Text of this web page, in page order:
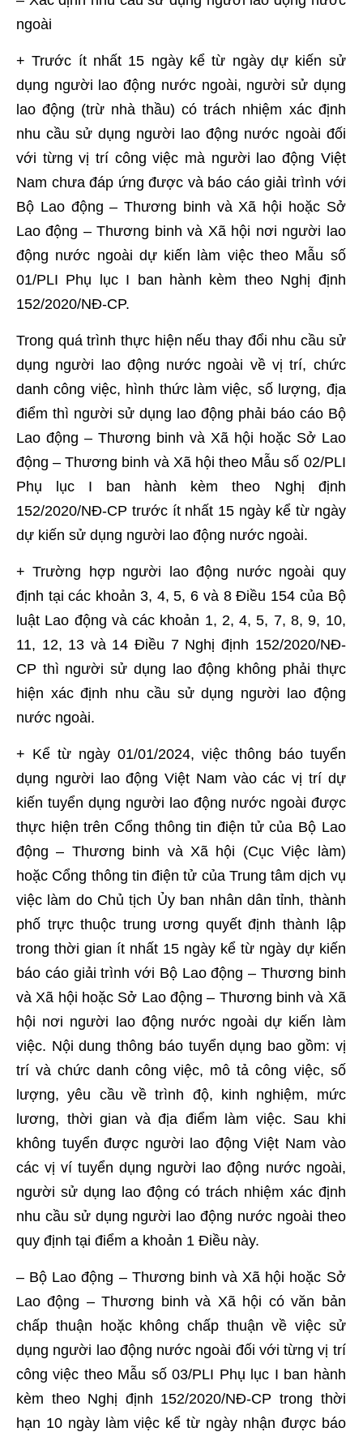
ngoài
+ Trước ít nhất 15 ngày kể từ ngày dự kiến sử
dụng người lao động nước ngoài, người sử dụng
lao động (trừ nhà thầu) có trách nhiệm xác định
nhu cầu sử dụng người lao động nước ngoài đối
với từng vị trí công việc mà người lao động Việt
Nam chưa đáp ứng được và báo cáo giải trình với
Bộ Lao động – Thương binh và Xã hội hoặc Sở
Lao động – Thương binh và Xã hội nơi người lao
động nước ngoài dự kiến làm việc theo Mẫu số
01/PLI Phụ lục I ban hành kèm theo Nghị định
152/2020/NĐ-CP.
Trong quá trình thực hiện nếu thay đổi nhu cầu sử
dụng người lao động nước ngoài về vị trí, chức
danh công việc, hình thức làm việc, số lượng, địa
điểm thì người sử dụng lao động phải báo cáo Bộ
Lao động – Thương binh và Xã hội hoặc Sở Lao
động – Thương binh và Xã hội theo Mẫu số 02/PLI
Phụ lục I ban hành kèm theo Nghị định
152/2020/NĐ-CP trước ít nhất 15 ngày kể từ ngày
dự kiến sử dụng người lao động nước ngoài.
+ Trường hợp người lao động nước ngoài quy
định tại các khoản 3, 4, 5, 6 và 8 Điều 154 của Bộ
luật Lao động và các khoản 1, 2, 4, 5, 7, 8, 9, 10,
11, 12, 13 và 14 Điều 7 Nghị định 152/2020/NĐ-
CP thì người sử dụng lao động không phải thực
hiện xác định nhu cầu sử dụng người lao động
nước ngoài.
+ Kể từ ngày 01/01/2024, việc thông báo tuyển
dụng người lao động Việt Nam vào các vị trí dự
kiến tuyển dụng người lao động nước ngoài được
thực hiện trên Cổng thông tin điện tử của Bộ Lao
động – Thương binh và Xã hội (Cục Việc làm)
hoặc Cổng thông tin điện tử của Trung tâm dịch vụ
việc làm do Chủ tịch Ủy ban nhân dân tỉnh, thành
phố trực thuộc trung ương quyết định thành lập
trong thời gian ít nhất 15 ngày kể từ ngày dự kiến
báo cáo giải trình với Bộ Lao động – Thương binh
và Xã hội hoặc Sở Lao động – Thương binh và Xã
hội nơi người lao động nước ngoài dự kiến làm
việc. Nội dung thông báo tuyển dụng bao gồm: vị
trí và chức danh công việc, mô tả công việc, số
lượng, yêu cầu về trình độ, kinh nghiệm, mức
lương, thời gian và địa điểm làm việc. Sau khi
không tuyển được người lao động Việt Nam vào
các vị ví tuyển dụng người lao động nước ngoài,
người sử dụng lao động có trách nhiệm xác định
nhu cầu sử dụng người lao động nước ngoài theo
quy định tại điểm a khoản 1 Điều này.
– Bộ Lao động – Thương binh và Xã hội hoặc Sở
Lao động – Thương binh và Xã hội có văn bản
chấp thuận hoặc không chấp thuận về việc sử
dụng người lao động nước ngoài đối với từng vị trí
công việc theo Mẫu số 03/PLI Phụ lục I ban hành
kèm theo Nghị định 152/2020/NĐ-CP trong thời
hạn 10 ngày làm việc kể từ ngày nhận được báo